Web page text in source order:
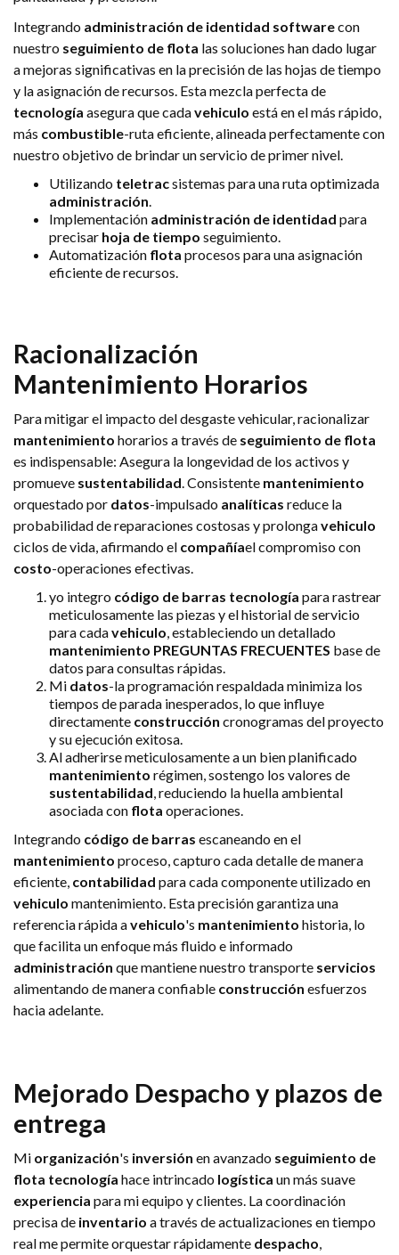
Integrando administración de identidad softwarecon
nuestro seguimiento de flota las soluciones han dado lugar
a mejoras significativas en la precisión de las hojas de tiempo
y la asignación de recursos. Esta mezcla perfecta de
tecnología asegura que cadavehiculo está en el más rápido,
más combustible-ruta eficiente, alineada perfectamente con
nuestro objetivo de brindar un servicio de primer nivel.
Utilizando teletracsistemas para una ruta optimizada
administración.
Implementación administración de identidad para
precisar hoja de tiempo seguimiento.
Automatización flota procesos para una asignación
eficiente de recursos.
Racionalización
Mantenimiento Horarios
Para mitigar el impacto del desgaste vehicular, racionalizar
mantenimiento horarios a través de seguimiento de flota
es indispensable: Asegura la longevidad de los activos y
promueve sustentabilidad. Consistente mantenimiento
orquestado por datos-impulsado analíticas reduce la
probabilidad de reparaciones costosas y prolongavehiculo
ciclos de vida, afirmando el compañíael compromiso con
costo-operaciones efectivas.
yo integro código de barras tecnología para rastrear
meticulosamente las piezas y el historial de servicio
para cadavehiculo, estableciendo un detallado
mantenimiento PREGUNTAS FRECUENTES base de
datos para consultas rápidas.
Mi datos-la programación respaldada minimiza los
tiempos de parada inesperados, lo que influye
directamente construcción cronogramas del proyecto
y su ejecución exitosa.
Al adherirse meticulosamente a un bien planificado
mantenimiento régimen, sostengo los valores de
sustentabilidad, reduciendo la huella ambiental
asociada con flota operaciones.
Integrando código de barras escaneando en el
mantenimiento proceso, capturo cada detalle de manera
eficiente, contabilidad para cada componente utilizado en
vehiculo mantenimiento. Esta precisión garantiza una
referencia rápida avehiculo's mantenimiento historia, lo
que facilita un enfoque más fluido e informado
administración que mantiene nuestro transporte servicios
alimentando de manera confiable construcción esfuerzos
hacia adelante.
Mejorado Despacho y plazos de
entrega
Mi organización's inversión en avanzado seguimiento de
flota tecnología hace intrincado logística un más suave
experiencia para mi equipo y clientes. La coordinación
precisa de inventario a través de actualizaciones en tiempo
real me permite orquestar rápidamente despacho,